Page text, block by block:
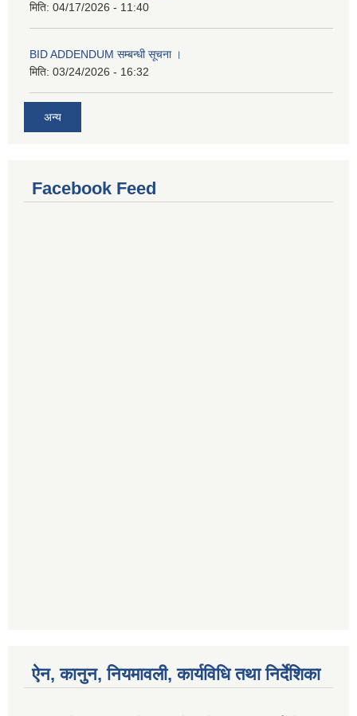
मिति: 04/17/2026 - 11:40
BID ADDENDUM सम्बन्धी सूचना ।
मिति: 03/24/2026 - 16:32
अन्य
Facebook Feed
ऐन, कानुन, नियमावली, कार्यविधि तथा निर्देशिका